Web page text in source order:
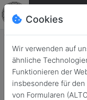
Cookies
Wir verwenden auf
ähnliche
Funktionieren der
insbesondere für
von Formularen